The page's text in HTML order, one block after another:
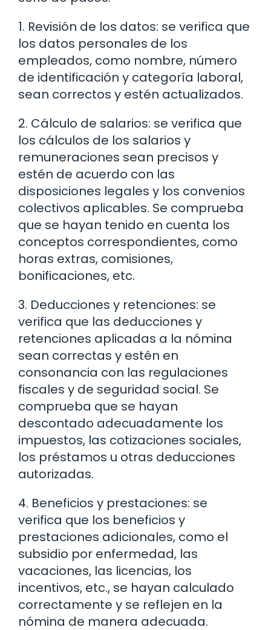
1. Revisión de los datos: se verifica que
los datos personales de los
empleados, como nombre, número
de identificación y categoría laboral,
sean correctos y estén actualizados.
2. Cálculo de salarios: se verifica que
los cálculos de los salarios y
remuneraciones sean precisos y
estén de acuerdo con las
disposiciones legales y los convenios
colectivos aplicables. Se comprueba
que se hayan tenido en cuenta los
conceptos correspondientes, como
horas extras, comisiones,
bonificaciones, etc.
3. Deducciones y retenciones: se
verifica que las deducciones y
retenciones aplicadas a la nómina
sean correctas y estén en
consonancia con las regulaciones
fiscales y de seguridad social. Se
comprueba que se hayan
descontado adecuadamente los
impuestos, las cotizaciones sociales,
los préstamos u otras deducciones
autorizadas.
4. Beneficios y prestaciones: se
verifica que los beneficios y
prestaciones adicionales, como el
subsidio por enfermedad, las
vacaciones, las licencias, los
incentivos, etc., se hayan calculado
correctamente y se reflejen en la
nómina de manera adecuada.